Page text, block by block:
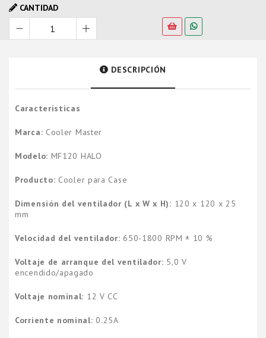
CANTIDAD
DESCRIPCIÓN
Características
Marca: Cooler Master
Modelo: MF120 HALO
Producto: Cooler para Case
Dimensión del ventilador (L x W x H): 120 x 120 x 25
mm
Velocidad del ventilador: 650-1800 RPM ± 10 %
Voltaje de arranque del ventilador: 5,0 V
encendido/apagado
Voltaje nominal: 12 V CC
Corriente nominal: 0.25A